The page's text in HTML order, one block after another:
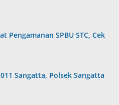
Pengamanan SPBU STC, Cek
Sangatta, Polsek Sangatta